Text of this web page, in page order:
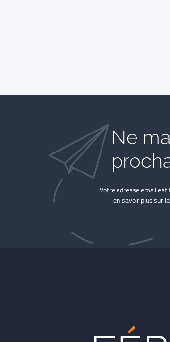
Ne
Votre adresse email est
en savoir plus sur